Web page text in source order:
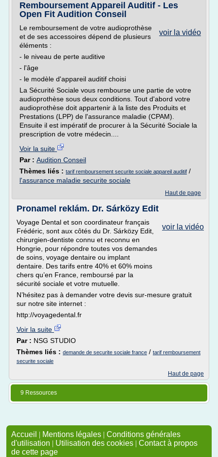
Remboursement Appareil Auditif - Les
Open Fit Audition Conseil
voir la vidéo
Le remboursement de votre audioprothèse
et de ses accessoires dépend de plusieurs
éléments :
- le niveau de perte auditive
- l'âge
- le modèle d'appareil auditif choisi
La Sécurité Sociale vous rembourse une partie de votre
audioprothèse sous deux conditions. Tout d'abord votre
audioprothèse doit appartenir à la liste des Produits et
Prestations (LPP) de l'assurance maladie (CPAM).
Ensuite il est impératif de procurer à la Sécurité Sociale la
prescription de votre médecin....
Voir la suite
Par : Audition Conseil
Thèmes liés : tarif remboursement securite sociale appareil auditif /
l'assurance maladie securite sociale
Haut de page
Pronamel reklám. Dr. Sárközy Edit
voir la vidéo
Voyage Dental et son coordinateur français
Frédéric, sont aux côtés du Dr. Sárközy Edit,
chirurgien-dentiste connu et reconnu en
Hongrie, pour répondre toutes vos demandes
de soins, voyage dentaire ou implant
dentaire. Des tarifs entre 40% et 60% moins
chers qu’en France, remboursé par la
sécurité sociale et votre mutuelle.
N’hésitez pas à demander votre devis sur-mesure gratuit
sur notre site internet :
http://voyagedental.fr
Voir la suite
Par : NSG STUDIO
Thèmes liés : demande de securite sociale france / tarif remboursement
securite sociale
Haut de page
9 Ressources
Accueil | Mentions légales | Conditions générales
d'utilisation | Utilisation des cookies | Contact à propos
de cette page